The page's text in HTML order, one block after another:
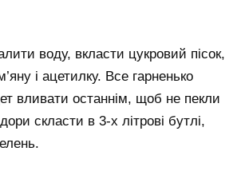
воду, вкласти цукровий пісок,
і ацетилку. Все гарненько
вливати останнім, щоб не пекли
скласти в 3-х літрові бутлі,